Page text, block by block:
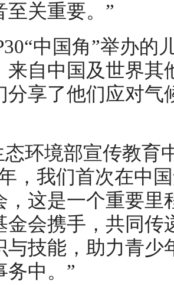
至关重要。”
中国角”举办的
来自中国及世界其
分享了他们应对气
态环境部宣传教育
，我们首次在中
，这是一个重要里
金会携手，共同
与技能，助力青少
务中。”